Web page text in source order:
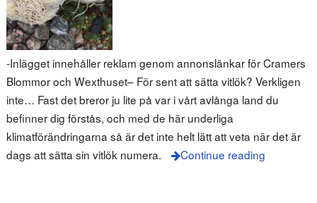
-Inlägget innehåller reklam genom annonslänkar för Cramers
Blommor och Wexthuset– För sent att sätta vitlök? Verkligen
inte… Fast det breror ju lite på var i vårt avlånga land du
befinner dig förstås, och med de här underliga
klimatförändringarna så är det inte helt lätt att veta när det är
dags att sätta sin vitlök numera.
Continue reading